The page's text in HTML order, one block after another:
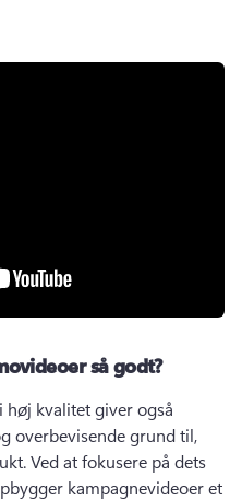
så godt?
kvalitet giver også
overbevisende grund til,
Ved at fokusere på dets
kampagnevideoer et